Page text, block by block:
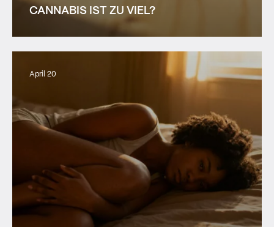
CANNABIS IST ZU VIEL?
April 20